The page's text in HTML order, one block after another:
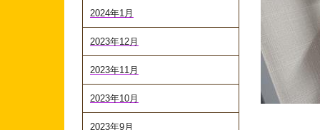
2024年1月
2023年12月
2023年11月
2023年10月
2023年9月